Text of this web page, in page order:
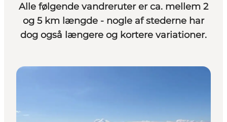
Alle følgende vandreruter er ca. mellem 2
og 5 km længde - nogle af stederne har
dog også længere og kortere variationer.